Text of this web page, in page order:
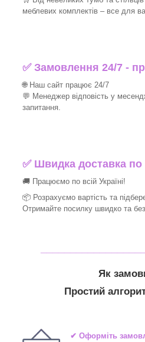
меблевих комплектів – все для
✅ Замовлення 24/7 -
🌐 Наш сайт працює 24/7
💬 Менеджер відповість у
запитання.
✅ Швидка доставка по
🚚 Працюємо по всій Україні!
📦 Розрахуємо вартість та
Отримайте посилку швидко та без
Як
Простий
✔ Оформіть